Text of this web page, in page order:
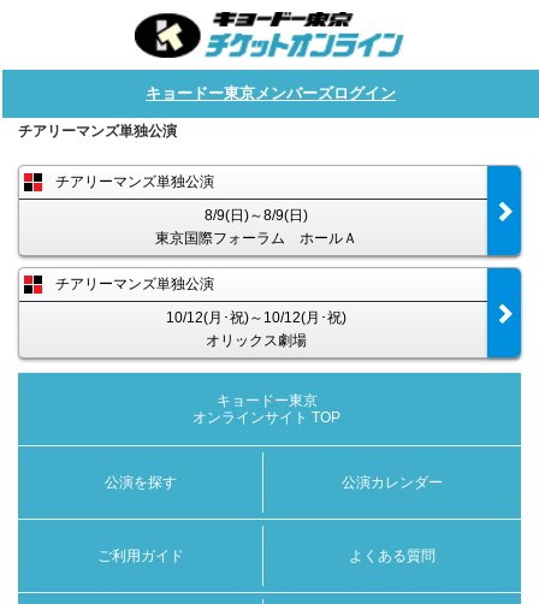
キョードー東京メンバーズログイン
チアリーマンズ単独公演
チアリーマンズ単独公演
8/9(日)～8/9(日)
東京国際フォーラム ホールＡ
チアリーマンズ単独公演
10/12(月･祝)～10/12(月･祝)
オリックス劇場
キョードー東京
オンラインサイト TOP
公演を探す 公演カレンダー
ご利用ガイド よくある質問